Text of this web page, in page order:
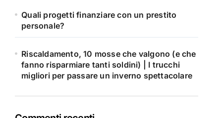
Quali progetti finanziare con un prestito
personale?
Riscaldamento, 10 mosse che valgono (e che
fanno risparmiare tanti soldini) | I trucchi
migliori per passare un inverno spettacolare